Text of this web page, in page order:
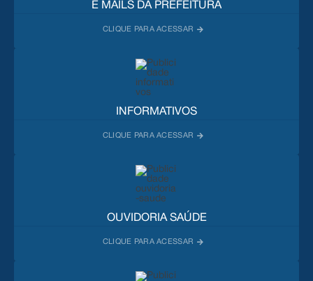
E MAILS DA PREFEITURA
INFORMATIVOS
OUVIDORIA SAÚDE